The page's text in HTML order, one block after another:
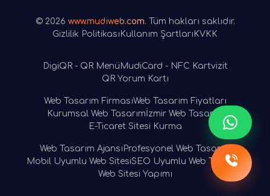
© 2026 www.mudiweb.com. Tüm hakları saklıdır.
Gizlilik Politikası Kullanım Şartları KVKK
DigiQR - QR Menü MudiCard - NFC Kartvizit
QR Yorum Kartı
Web Tasarım FirmasıWeb Tasarım Fiyatları
Kurumsal Web Tasarım İzmir Web Tasarım
E-Ticaret Sitesi Kurma
Web Tasarım Ajansı Profesyonel Web Tasarım
Mobil Uyumlu Web SitesiSEO Uyumlu Web Tasarım
Web Sitesi Yapımı